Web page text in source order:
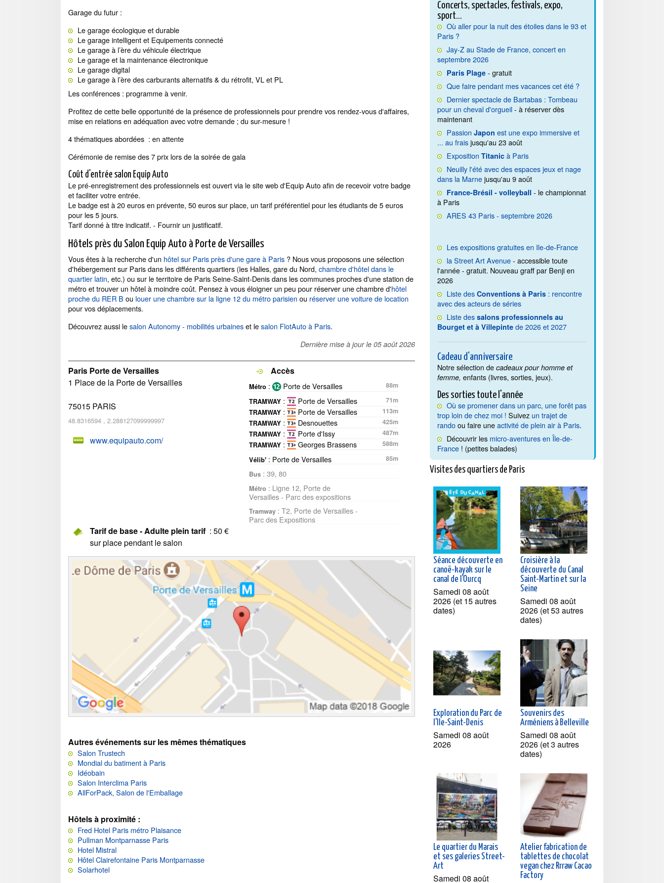
Garage du futur :
Le garage écologique et durable
Le garage intelligent et Equipements connecté
Le garage à l’ère du véhicule électrique
Le garage et la maintenance électronique
Le garage digital
Le garage à l’ère des carburants alternatifs & du rétrofit, VL et PL
Les conférences : programme à venir.
Profitez de cette belle opportunité de la présence de professionnels pour prendre vos rendez-vous d'affaires,
mise en relations en adéquation avec votre demande ; du sur-mesure !
4 thématiques abordées : en attente
Cérémonie de remise des 7 prix lors de la soirée de gala
Coût d'entrée salon Equip Auto
Le pré-enregistrement des professionnels est ouvert via le site web d'Equip Auto afin de recevoir votre badge
et faciliter votre entrée.
Le badge est à 20 euros en prévente, 50 euros sur place, un tarif préférentiel pour les étudiants de 5 euros
pour les 5 jours.
Tarif donné à titre indicatif. - Fournir un justificatif.
Hôtels près du Salon Equip Auto à Porte de Versailles
Vous êtes à la recherche d'un hôtel sur Paris près d'une gare à Paris ? Nous vous proposons une sélection
d'hébergement sur Paris dans les différents quartiers (les Halles, gare du Nord, chambre d'hôtel dans le
quartier latin, etc.) ou sur le territoire de Paris Seine-Saint-Denis dans les communes proches d'une station de
métro et trouver un hôtel à moindre coût. Pensez à vous éloigner un peu pour réserver une chambre d'hôtel
proche du RER B ou louer une chambre sur la ligne 12 du métro parisien ou réserver une voiture de location
pour vos déplacements.
Découvrez aussi lesalon Autonomy - mobilités urbaineset lesalon FlotAuto à Paris.
Dernière mise à jour le 05 août 2026
Paris Porte de Versailles
1 Place de la Porte de Versailles
75015 PARIS
48.8316594 , 2.288127099999997
www.equipauto.com/
Accès
Métro : Porte de Versailles
88m
TRAMWAY : Porte de Versailles
71m
TRAMWAY : Porte de Versailles
113m
TRAMWAY : Desnouettes
425m
TRAMWAY : Porte d'Issy
487m
TRAMWAY : Georges Brassens
588m
Vélib' : Porte de Versailles
85m
Bus : 39, 80
Métro : Ligne 12, Porte de
Versailles - Parc des expositions
Tramway : T2, Porte de Versailles -
Parc des Expositions
Tarif de base - Adulte plein tarif : 50 €
sur place pendant le salon
Autres événements sur les mêmes thématiques
Salon Trustech
Mondial du batiment à Paris
Idéobain
Salon Interclima Paris
AllForPack, Salon de l'Emballage
Hôtels à proximité :
Fred Hotel Paris métro Plaisance
Pullman Montparnasse Paris
Hotel Mistral
Hôtel Clairefontaine Paris Montparnasse
Solarhotel
Concerts, spectacles, festivals, expo,
sport...
Où aller pour la nuit des étoiles dans le 93 et
Paris ?
Jay-Z au Stade de France, concert en
septembre 2026
Paris Plage - gratuit
Que faire pendant mes vacances cet été ?
Dernier spectacle de Bartabas : Tombeau
pour un cheval d'orgueil- à réserver dès
maintenant
PassionJapon est une expo immersive et
... au fraisjusqu'au 23 août
ExpositionTitanic à Paris
Neuilly l'été avec des espaces jeux et nage
dans la Marnejusqu'au 9 août
France-Brésil - volleyball - le championnat
à Paris
ARES 43 Paris - septembre 2026
Les expositions gratuites en Ile-de-France
la Street Art Avenue- accessible toute
l'année - gratuit. Nouveau graff par Benji en
2026
Liste desConventions à Paris : rencontre
avec des acteurs de séries
Liste dessalons professionnels au
Bourget et à Villepinte de 2026 et 2027
Cadeau d'anniversaire
Notre sélection decadeaux pour homme et
femme, enfants (livres, sorties, jeux).
Des sorties toute l'année
Où se promener dans un parc, une forêt pas
trop loin de chez moi ! Suivez un trajet de
randoou faire uneactivité de plein air à Paris.
Découvrir les micro-aventures en Île-de-
France ! (petites balades)
Visites des quartiers de Paris
Séance découverte en
canoë-kayak sur le
canal de l'Ourcq
Samedi 08 août
2026 (et 15 autres
dates)
Croisière à la
découverte du Canal
Saint-Martin et sur la
Seine
Samedi 08 août
2026 (et 53 autres
dates)
Exploration du Parc de
l'Ile-Saint-Denis
Samedi 08 août
2026
Souvenirs des
Arméniens à Belleville
Samedi 08 août
2026 (et 3 autres
dates)
Le quartier du Marais
et ses galeries Street-
Art
Samedi 08 août
Atelier fabrication de
tablettes de chocolat
vegan chez Rrraw Cacao
Factory